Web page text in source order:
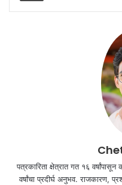
पत्रकारिता क्षेत्रात गत १६ वर्षांपासून
वर्षांचा प्रदीर्घ अनुभव. राजकारण,